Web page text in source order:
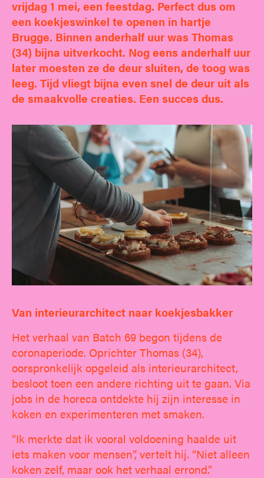
vrijdag 1 mei, een feestdag. Perfect dus om
een koekjeswinkel te openen in hartje
Brugge. Binnen anderhalf uur was Thomas
(34) bijna uitverkocht. Nog eens anderhalf uur
later moesten ze de deur sluiten, de toog was
leeg. Tijd vliegt bijna even snel de deur uit als
de smaakvolle creaties. Een succes dus.
Van interieurarchitect naar koekjesbakker
Het verhaal van Batch 69 begon tijdens de
coronaperiode. Oprichter Thomas (34),
oorspronkelijk opgeleid als interieurarchitect,
besloot toen een andere richting uit te gaan. Via
jobs in de horeca ontdekte hij zijn interesse in
koken en experimenteren met smaken.
“Ik merkte dat ik vooral voldoening haalde uit
iets maken voor mensen”, vertelt hij. “Niet alleen
koken zelf, maar ook het verhaal errond.”